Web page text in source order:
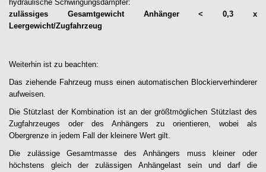
hydraulische Schwingungsdämpfer:
zulässiges Gesamtgewicht Anhänger < 0,3 x
Leergewicht/Zugfahrzeug
Weiterhin ist zu beachten:
Das ziehende Fahrzeug muss einen automatischen Blockierverhinderer
aufweisen.
Die Stützlast der Kombination ist an der größtmöglichen Stützlast des
Zugfahrzeuges oder des Anhängers zu orientieren, wobei als
Obergrenze in jedem Fall der kleinere Wert gilt.
Die zulässige Gesamtmasse des Anhängers muss kleiner oder
höchstens gleich der zulässigen Anhängelast sein und darf die